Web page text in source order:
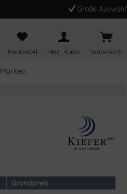
Große Auswahl
Merkzettel Mein Konto Warenkorb
Marken
Grundpreis